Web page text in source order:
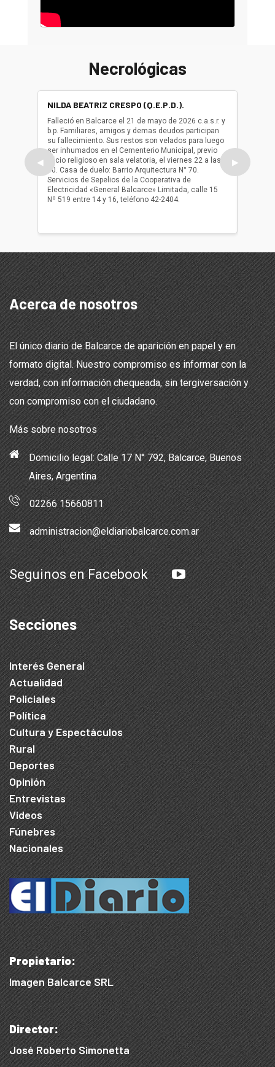
Necrológicas
◀
NILDA BEATRIZ CRESPO (Q.E.P.D.).
Falleció en Balcarce el 21 de mayo de 2026 c.a.s.r. y
b.p. Familiares, amigos y demas deudos participan
su fallecimiento. Sus restos son velados para luego
ser inhumados en el Cementerio Municipal, previo
oficio religioso en sala velatoria, el viernes 22 a las
10. Casa de duelo: Barrio Arquitectura N° 70.
Servicios de Sepelios de la Cooperativa de
Electricidad «General Balcarce» Limitada, calle 15
Nº 519 entre 14 y 16, teléfono 42-2404.
ser
oficio
▶
Acerca de nosotros
El único diario de Balcarce de aparición en papel y en
formato digital. Nuestro compromiso es informar con la
verdad, con información chequeada, sin tergiversación y
con compromiso con el ciudadano.
Más sobre nosotros
Domicilio legal: Calle 17 N° 792, Balcarce, Buenos
Aires, Argentina
02266 15660811
administracion@eldiariobalcarce.com.ar
Seguinos en Facebook
Secciones
Interés General
Actualidad
Policiales
Política
Cultura y Espectáculos
Rural
Deportes
Opinión
Entrevistas
Videos
Fúnebres
Nacionales
Propietario:
Imagen Balcarce SRL
Director:
José Roberto Simonetta